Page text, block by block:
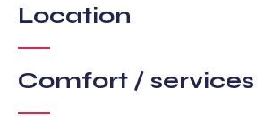
Location
Comfort / services